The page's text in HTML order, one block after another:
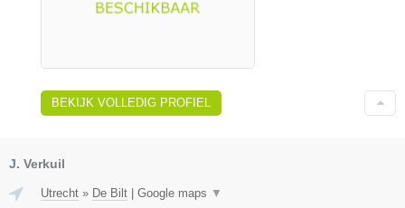
BEKIJK VOLLEDIG PROFIEL
J. Verkuil
Utrecht » De Bilt | Google maps ▼